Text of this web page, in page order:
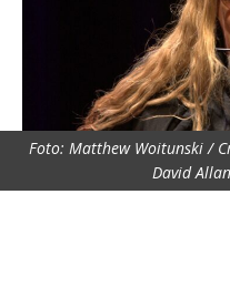
Foto: Matthew Woitunski /
David